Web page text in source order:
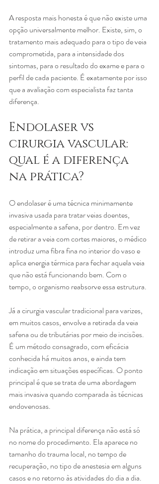
A resposta mais honesta é que não existe uma
opção universalmente melhor. Existe, sim, o
tratamento mais adequado para o tipo de veia
comprometida, para a intensidade dos
sintomas, para o resultado do exame e para o
perfil de cada paciente. É exatamente por isso
que a avaliação com especialista faz tanta
diferença.
Endolaser vs
cirurgia vascular:
qual é a diferença
na prática?
O endolaser é uma técnica minimamente
invasiva usada para tratar veias doentes,
especialmente a safena, por dentro. Em vez
de retirar a veia com cortes maiores, o médico
introduz uma fibra fina no interior do vaso e
aplica energia térmica para fechar aquela veia
que não está funcionando bem. Com o
tempo, o organismo reabsorve essa estrutura.
Já a cirurgia vascular tradicional para varizes,
em muitos casos, envolve a retirada da veia
safena ou de tributárias por meio de incisões.
É um método consagrado, com eficácia
conhecida há muitos anos, e ainda tem
indicação em situações específicas. O ponto
principal é que se trata de uma abordagem
mais invasiva quando comparada às técnicas
endovenosas.
Na prática, a principal diferença não está só
no nome do procedimento. Ela aparece no
tamanho do trauma local, no tempo de
recuperação, no tipo de anestesia em alguns
casos e no retorno às atividades do dia a dia.